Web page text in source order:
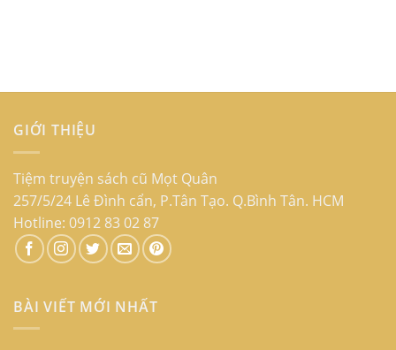
GIỚI THIỆU
Tiệm truyện sách cũ Mọt Quân
257/5/24 Lê Đình cẩn, P.Tân Tạo. Q.Bình Tân. HCM
Hotline: 0912 83 02 87
BÀI VIẾT MỚI NHẤT